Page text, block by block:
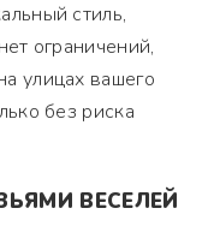
стиль,
ограничений,
улицах вашего
без риска
ВЕСЕЛЕЙ